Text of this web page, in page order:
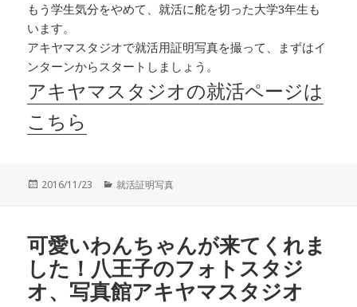
もう学生気分をやめて、就活に舵を切った大学3年生も
います。
アキヤマスタジオで就活用証明写真を撮って、まずはイ
ンターンからスタートしましょう。
アキヤマスタジオの就活ページは
こちら
投
2016/11/23
カ
ー
就活証明写真
可愛いわんちゃんが来てくれま
した！八王子のフォトスタジ
オ、写真館アキヤマスタジオ